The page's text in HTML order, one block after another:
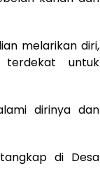
melarikan diri,
untuk
dirinya dan
di Desa